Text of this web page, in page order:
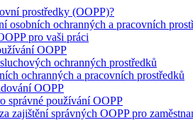
prostředky (OOPP)?
osobních ochranných a pracovních
pro vaši práci
OOPP
ochranných prostředků
ochranných a pracovních prostředků
OOPP
správné používání OOPP
zajištění správných OOPP pro